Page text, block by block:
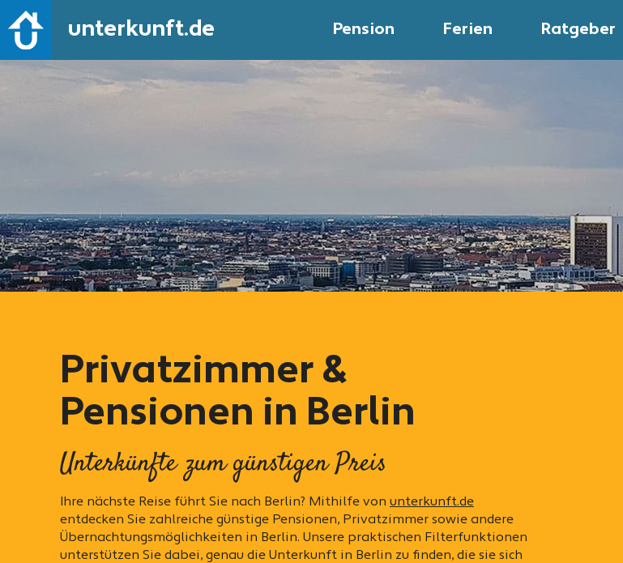
unterkunft.de Pension Ferien Ratgeber
Privatzimmer &
Pensionen in Berlin
Unterkünfte zum günstigen Preis
Ihre nächste Reise führt Sie nach Berlin? Mithilfe von unterkunft.de
entdecken Sie zahlreiche günstige Pensionen, Privatzimmer sowie andere
Übernachtungsmöglichkeiten in Berlin. Unsere praktischen Filterfunktionen
unterstützen Sie dabei, genau die Unterkunft in Berlin zu finden, die sie sich